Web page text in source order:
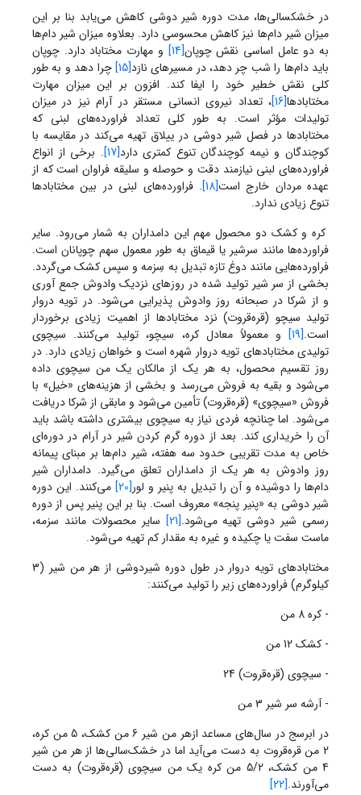
در خشکسالی‌ها، مدت دوره شیر دوشی کاهش می‌یابد بنا بر این
میزان شیر دام‌ها نیز کاهش محسوسی دارد. بعلاوه میزان شیر دام‌ها
به دو عامل اساسی نقش چوپان[14]
و مهارت مختاباد دارد. چوپان
باید دام‌ها را شب چر دهد، در مسیرهای نارَد[15]
چرا دهد و به طور
کلی نقش خطیر خود را ایفا کند. افزون بر این میزان مهارت
مختابادها[16]
، تعداد نیروی انسانی مستقر در آرام نیز در میزان
تولیدات مؤثر است. به طور کلی تعداد فراورده‌های لبنی که
مختابادها در فصل شیر دوشی در ییلاق تهیه می‌کند در مقایسه با
کوچندگان و نیمه کوچندگان تنوع کمتری دارد[17]
. برخی از انواع
فراورده‌های لبنی نیازمند دقت و حوصله و سلیقه فراوان است که از
عهده مردان خارج است[18]
. فراورده‌های لبنی در بین مختابادها
تنوع زیادی ندارد.
کره و کشک دو محصول مهم این دامداران به شمار می‌رود. سایر
فراورده‌ها مانند سرشیر یا قیماق به طور معمول سهم چوپانان است.
فراورده‌هایی مانند دوغ تازه تبدیل به سِزمه و سپس کشک می‌گردد.
بخشی از سر شیر تولید شده در روزهای نزدیک وادوش جمع آوری
و از شرکا در صبحانه روز وادوش پذیرایی می‌شود. در تویه دروار
تولید سیچو (قره‌قروت) نزد مختابادها از اهمیت زیادی برخوردار
است.[19]
و معمولاً معادل کره، سیچو، تولید می‌کنند. سیچوی
تولیدی مختابادهای تویه دروار شهره است و خواهان زیادی دارد. در
روز تقسیم محصول، به هر یک از مالکان یک من سیچوی داده
می‌شود و بقیه به فروش می‌رسد و بخشی از هزینه‌های «خیل» با
فروش «سیچوی» (قره‌قروت) تأمین می‌شود و مابقی از شرکا دریافت
می‌شود. اما چنانچه فردی نیاز به سیچوی بیشتری داشته باشد باید
آن را خریداری کند. بعد از دوره گرم کردن شیر در آرام در دوره‌ای
خاص به مدت تقریبی حدود سه هفته، شیر دام‌ها بر مبنای پیمانه
روز وادوش به هر یک از دامداران تعلق می‌گیرد. دامداران شیر
دام‌ها را دوشیده و آن را تبدیل به پنیر و لور[20]
می‌کنند. این دوره
شیر دوشی به «پنیر پنجه» معروف است. بنا بر این پنیر پس از دوره
رسمی شیر دوشی تهیه می‌شود.[21]
سایر محصولات مانند سزمه،
ماست سفت یا چکیده و غیره به مقدار کم تهیه می‌شود.
مختابادهای تویه دروار در طول دوره شیردوشی از هر من شیر (3
کیلوگرم) فراورده‌های زیر را تولید می‌کنند:
- کره 8 من
- کشک 12 من
- سیچوی (قره‌قروت) 24
- آرشه سر شیر 3 من
در ابرسج در سال‌های مساعد ازهر من شیر 6 من کشک، 5 من کره،
2 من قره‌قروت به دست می‌آید اما در خشک‌سالی‌ها از هر من شیر
4 من کشک، 5/2 من کره یک من سیچوی (قره‌قروت) به دست
می‌آورند.[22]